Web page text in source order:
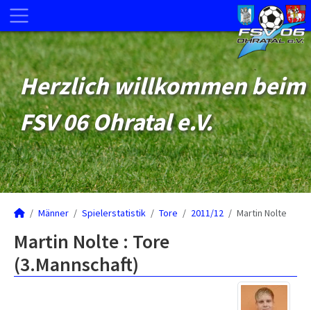
Herzlich willkommen beim
FSV 06 Ohratal e.V.
Männer Spielerstatistik Tore 2011/12 Martin Nolte
Martin Nolte : Tore
(3.Mannschaft)